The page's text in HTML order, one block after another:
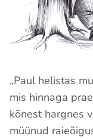
„Paul helistas
mis hinnaga
kõnest hargnes
müünud